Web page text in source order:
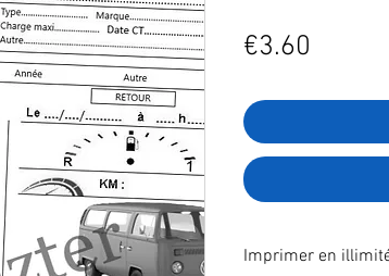
€3.60
Imprimer en